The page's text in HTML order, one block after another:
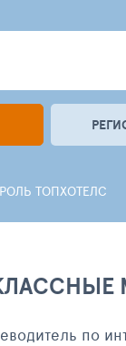
ТОПХОТЕЛС
по